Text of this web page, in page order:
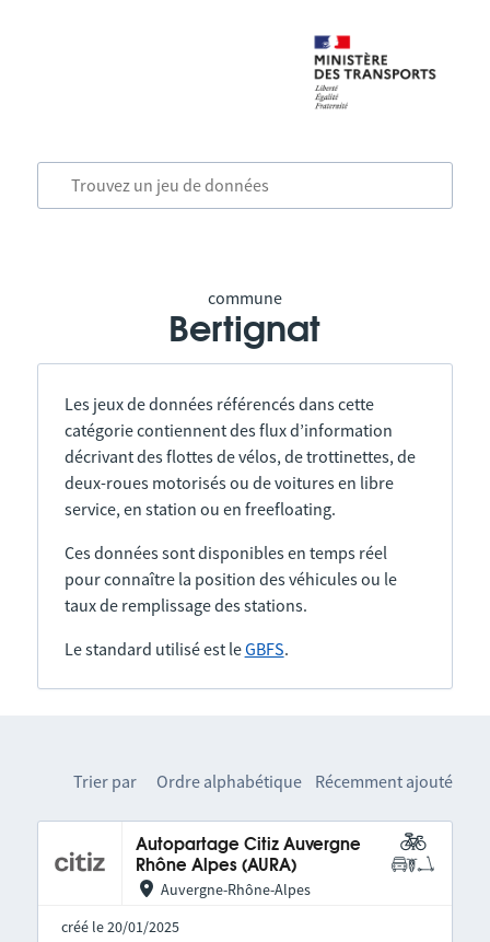
commune
Bertignat
Les jeux de données référencés dans cette
catégorie contiennent des flux d’information
décrivant des flottes de vélos, de trottinettes, de
deux-roues motorisés ou de voitures en libre
service, en station ou en freefloating.
Ces données sont disponibles en temps réel
pour connaître la position des véhicules ou le
taux de remplissage des stations.
Le standard utilisé est leGBFS.
Trier par Ordre alphabétique Récemment ajouté
Autopartage Citiz Auvergne
Rhône Alpes (AURA)
Auvergne-Rhône-Alpes
créé le 20/01/2025